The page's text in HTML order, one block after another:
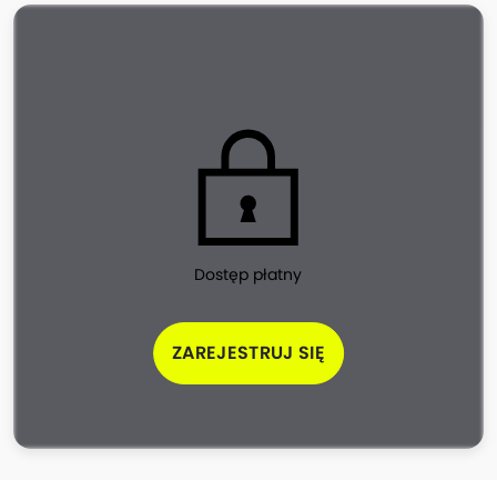
Dostęp płatny
ZAREJESTRUJ SIĘ